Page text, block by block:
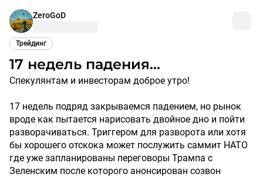
ZeroGoD
Трейдинг
17 недель падения…
Спекулянтам и инвесторам доброе утро!
17 недель подряд закрываемся падением, но рынок
вроде как пытается нарисовать двойное дно и пойти
разворачиваться. Триггером для разворота или хотя
бы хорошего отскока может послужить саммит НАТО
где уже запланированы переговоры Трампа с
Зеленским после которого анонсирован созвон